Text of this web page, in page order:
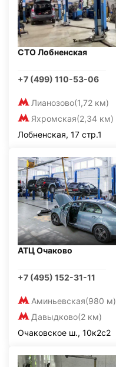
СТО Лобненская
+7 (499) 110-53-06
Лианозово(1,72 км)
Яхромская(2,34 км)
Лобненская, 17 стр.1
АТЦ Очаково
+7 (495) 152-31-11
Аминьевская(980 м)
Давыдково(2 км)
Очаковское ш., 10к2с2